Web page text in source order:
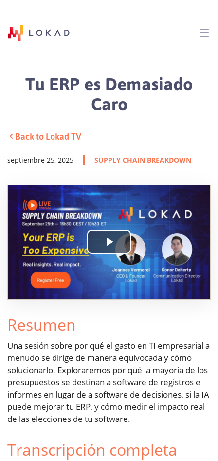
Tu ERP es Demasiado
Caro
Back to Lokad TV
septiembre 25, 2025 SUPPLY CHAIN BREAKDOWN
Play
Video
Resumen
Una sesión sobre por qué el gasto en TI empresarial a
menudo se dirige de manera equivocada y cómo
solucionarlo. Exploraremos por qué la mayoría de los
presupuestos se destinan a software de registros e
informes en lugar de a software de decisiones, si la IA
puede mejorar tu ERP, y cómo medir el impacto real
de las elecciones de tu software.
Transcripción completa